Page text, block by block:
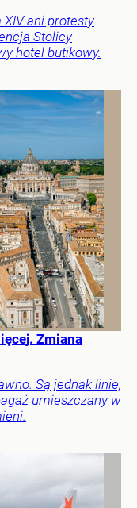
XIV ani protesty
Stolicy
hotel butikowy.
Zmiana
Są jednak linie,
umieszczany w